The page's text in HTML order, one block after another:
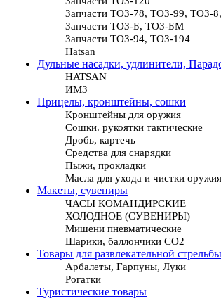
Запчасти ТОЗ-78, ТОЗ-99, ТОЗ-
Запчасти ТОЗ-Б, ТОЗ-БМ
Запчасти ТОЗ-94, ТОЗ-194
Hatsan
Дульные насадки, удлинители,
HATSAN
ИМЗ
Прицелы, кронштейны, сошки
Кронштейны для оружия
Сошки. рукоятки тактические
Дробь, картечь
Средства для снарядки
Пыжи, прокладки
Масла для ухода и чистки оружия
Макеты, сувениры
ЧАСЫ КОМАНДИРСКИЕ
ХОЛОДНОЕ (СУВЕНИРЫ)
Мишени пневматические
Шарики, баллончики СО2
Товары для развлекательной стрельбы
Арбалеты, Гарпуны, Луки
Рогатки
Туристические товары